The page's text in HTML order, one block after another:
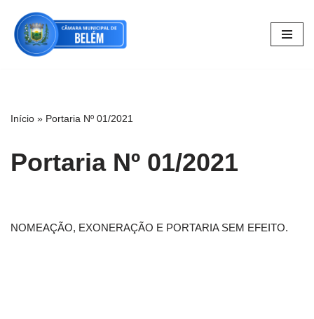
Pular
para
Início » Portaria Nº 01/2021
Portaria Nº 01/2021
NOMEAÇÃO, EXONERAÇÃO E PORTARIA SEM EFEITO.